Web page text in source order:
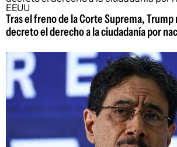
Tras el freno de la Corte Suprema,
decreto el derecho a la ciudadanía por